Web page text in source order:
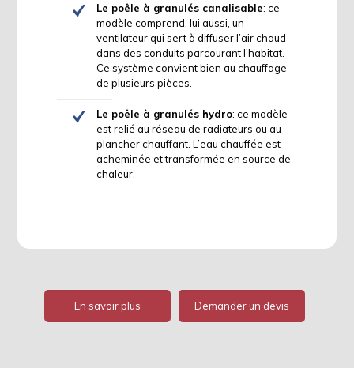
Le poêle à granulés canalisable: ce
modèle comprend, lui aussi, un
ventilateur qui sert à diffuser l’air chaud
dans des conduits parcourant l’habitat.
Ce système convient bien au chauffage
de plusieurs pièces.
Le poêle à granulés hydro: ce modèle
est relié au réseau de radiateurs ou au
plancher chauffant. L’eau chauffée est
acheminée et transformée en source de
chaleur.
En savoir plus Demander un devis